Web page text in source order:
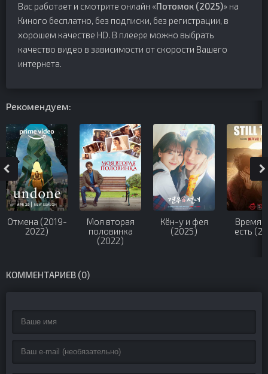
Вас работает и смотрите онлайн «Потомок (2025)» на
Киного бесплатно, без подписки, без регистрации, в
хорошем качестве HD. В плеере можно выбрать
качество видео в зависимости от скорости Вашего
интернета.
Рекомендуем:
Отмена (2019-
2022)
Моя вторая
половинка
(2022)
Кён-у и фея
(2025)
Время
есть
КОММЕНТАРИЕВ (0)